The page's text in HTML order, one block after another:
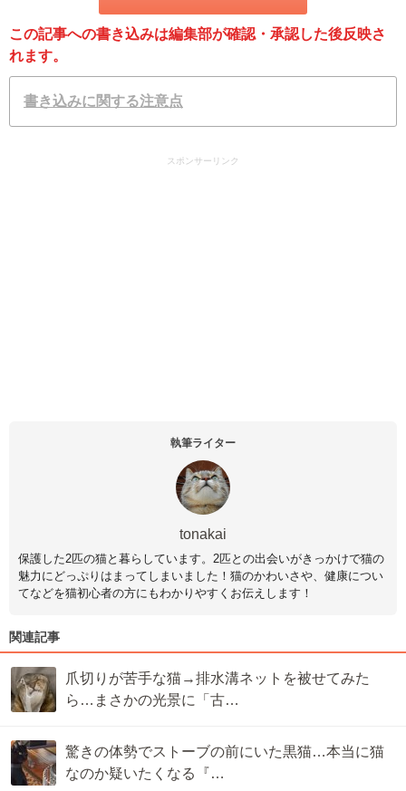
この記事への書き込みは編集部が確認・承認した後反映さ
れます。
書き込みに関する注意点
スポンサーリンク
執筆ライター
tonakai
保護した2匹の猫と暮らしています。2匹との出会いがきっかけで猫の
魅力にどっぷりはまってしまいました！猫のかわいさや、健康につい
てなどを猫初心者の方にもわかりやすくお伝えします！
関連記事
爪切りが苦手な猫→排水溝ネットを被せてみた
ら…まさかの光景に「古…
驚きの体勢でストーブの前にいた黒猫…本当に猫
なのか疑いたくなる『…